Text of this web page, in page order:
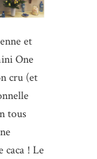
et
One
cru (et
tous
caca ! Le